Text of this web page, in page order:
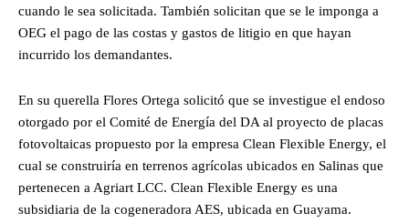
cuando le sea solicitada. También solicitan que se le imponga a
OEG el pago de las costas y gastos de litigio en que hayan
incurrido los demandantes.
En su querella Flores Ortega solicitó que se investigue el endoso
otorgado por el Comité de Energía del DA al proyecto de placas
fotovoltaicas propuesto por la empresa Clean Flexible Energy, el
cual se construiría en terrenos agrícolas ubicados en Salinas que
pertenecen a Agriart LCC. Clean Flexible Energy es una
subsidiaria de la cogeneradora AES, ubicada en Guayama.